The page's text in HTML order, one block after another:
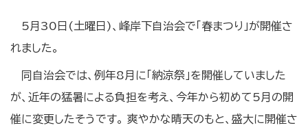
5月30日(土曜日)、峰岸下自治会で「春まつり」が開催さ
れました。
同自治会では、例年8月に「納涼祭」を開催していました
が、近年の猛暑による負担を考え、今年から初めて5月の開
催に変更したそうです。 爽やかな晴天のもと、盛大に開催さ